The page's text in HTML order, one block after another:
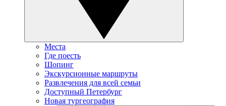
Места
Где поесть
Шопинг
Экскурсионные маршруты
Развлечения для всей семьи
Доступный Петербург
Новая тургеография